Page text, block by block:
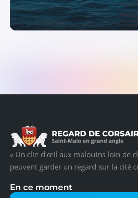
« Un clin d'œil aux malouins loin de
peuvent garder un regard sur la cité
En ce moment